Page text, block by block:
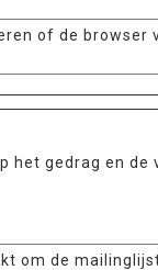
of de browser
gedrag en
om de